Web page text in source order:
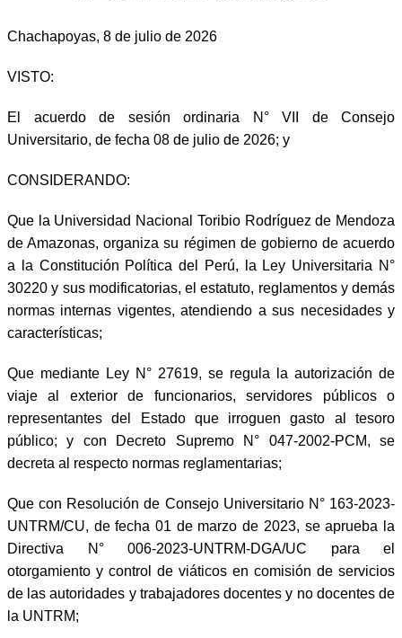
Chachapoyas, 8 de julio de 2026
VISTO:
El acuerdo de sesión ordinaria N° VII de Consejo
Universitario, de fecha 08 de julio de 2026; y
CONSIDERANDO:
Que la Universidad Nacional Toribio Rodríguez de Mendoza
de Amazonas, organiza su régimen de gobierno de acuerdo
a la Constitución Política del Perú, la Ley Universitaria N°
30220 y sus modificatorias, el estatuto, reglamentos y demás
normas internas vigentes, atendiendo a sus necesidades y
características;
Que mediante Ley N° 27619, se regula la autorización de
viaje al exterior de funcionarios, servidores públicos o
representantes del Estado que irroguen gasto al tesoro
público; y con Decreto Supremo N° 047-2002-PCM, se
decreta al respecto normas reglamentarias;
Que con Resolución de Consejo Universitario N° 163-2023-
UNTRM/CU, de fecha 01 de marzo de 2023, se aprueba la
Directiva N° 006-2023-UNTRM-DGA/UC para el
otorgamiento y control de viáticos en comisión de servicios
de las autoridades y trabajadores docentes y no docentes de
la UNTRM;